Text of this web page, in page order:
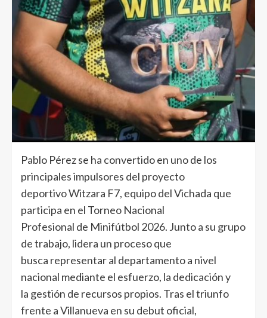
Pablo Pérez se ha convertido en uno de los
principales impulsores del proyecto
deportivo Witzara F7, equipo del Vichada que
participa en el Torneo Nacional
Profesional de Minifútbol 2026. Junto a su grupo
de trabajo, lidera un proceso que
busca representar al departamento a nivel
nacional mediante el esfuerzo, la dedicación y
la gestión de recursos propios. Tras el triunfo
frente a Villanueva en su debut oficial,